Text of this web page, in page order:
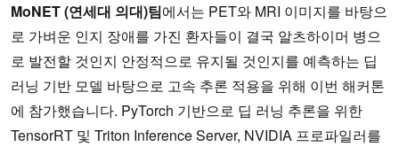
MoNET (연세대 의대)팀에서는 PET와 MRI 이미지를 바탕으
로 가벼운 인지 장애를 가진 환자들이 결국 알츠하이머 병으
로 발전할 것인지 안정적으로 유지될 것인지를 예측하는 딥
러닝 기반 모델 바탕으로 고속 추론 적용을 위해 이번 해커톤
에 참가했습니다. PyTorch 기반으로 딥 러닝 추론을 위한
TensorRT 및 Triton Inference Server, NVIDIA 프로파일러를